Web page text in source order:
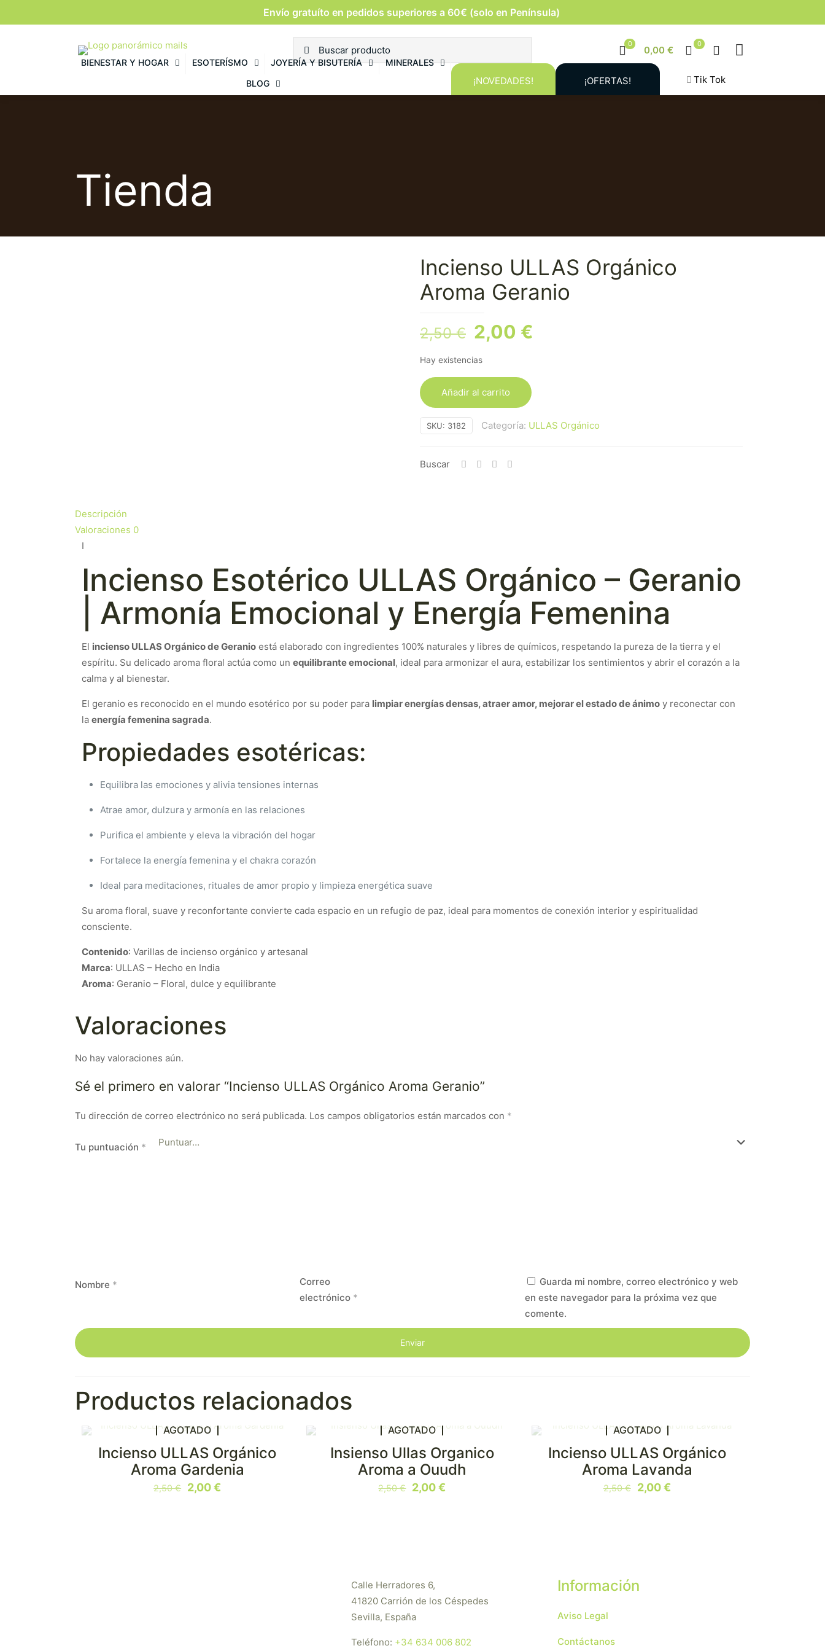
Envío gratuíto en pedidos superiores a 60€ (solo en Península)
0
0,00 €
0
BIENESTAR Y HOGAR ESOTERÍSMO JOYERÍA Y BISUTERÍA
MINERALES
BLOG
¡NOVEDADES! ¡OFERTAS! Tik Tok
Tienda
Incienso ULLAS Orgánico
Aroma Geranio
2,50€ El
precio
original
era:
2,50 €.
2,00 €
Hay existencias
Añadir al carrito
SKU: 3182 Categoría: ULLAS Orgánico
Buscar
Descripción
Valoraciones 0
I
Incienso Esotérico ULLAS Orgánico – Geranio
| Armonía Emocional y Energía Femenina
El incienso ULLAS Orgánico de Geranio está elaborado con ingredientes 100% naturales y libres de químicos, respetando la pureza de la tierra y el
espíritu. Su delicado aroma floral actúa como un equilibrante emocional, ideal para armonizar el aura, estabilizar los sentimientos y abrir el corazón a la
calma y al bienestar.
El geranio es reconocido en el mundo esotérico por su poder para limpiar energías densas, atraer amor, mejorar el estado de ánimo y reconectar con
la energía femenina sagrada.
Propiedades esotéricas:
Equilibra las emociones y alivia tensiones internas
Atrae amor, dulzura y armonía en las relaciones
Purifica el ambiente y eleva la vibración del hogar
Fortalece la energía femenina y el chakra corazón
Ideal para meditaciones, rituales de amor propio y limpieza energética suave
Su aroma floral, suave y reconfortante convierte cada espacio en un refugio de paz, ideal para momentos de conexión interior y espiritualidad
consciente.
Contenido: Varillas de incienso orgánico y artesanal
Marca: ULLAS – Hecho en India
Aroma: Geranio – Floral, dulce y equilibrante
Valoraciones
No hay valoraciones aún.
Sé el primero en valorar “Incienso ULLAS Orgánico Aroma Geranio”
Tu dirección de correo electrónico no será publicada. Los campos obligatorios están marcados con *
Tu puntuación *
Nombre *
Correo
electrónico *
Guarda mi nombre, correo electrónico y web
en este navegador para la próxima vez que
comente.
Productos relacionados
EN OFERTA
AGOTADO
Incienso ULLAS Orgánico
Aroma Gardenia
2,50€
El
2,00€
EN OFERTA
AGOTADO
Insienso Ullas Organico
Aroma a Ouudh
2,50€
El
2,00€
EN OFERTA
AGOTADO
Incienso ULLAS Orgánico
Aroma Lavanda
2,50€
El
2,00€El
Calle Herradores 6,
41820 Carrión de los Céspedes
Sevilla, España
Teléfono: +34 634 006 802
Información
Aviso Legal
Contáctanos